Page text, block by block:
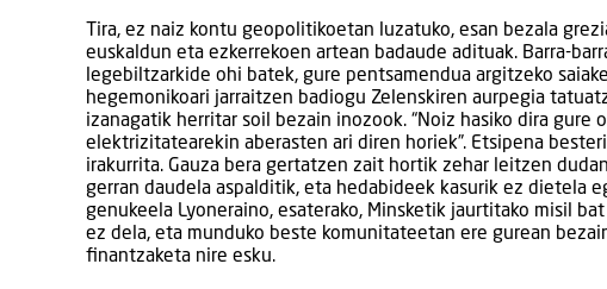
Tira, ez naiz kontu geopolitikoetan luzatuko, esan bezala
euskaldun eta ezkerrekoen artean badaude adituak. Barra-
legebiltzarkide ohi batek, gure pentsamendua argitzeko
hegemonikoari jarraitzen badiogu Zelenskiren aurpegia
izanagatik herritar soil bezain inozook. “Noiz hasiko dira gure
elektrizitatearekin aberasten ari diren horiek”. Etsipena
irakurrita. Gauza bera gertatzen zait hortik zehar leitzen
gerran daudela aspalditik, eta hedabideek kasurik ez dietela
genukeela Lyoneraino, esaterako, Minsketik jaurtitako misil
ez dela, eta munduko beste komunitateetan ere gurean
finantzaketa nire esku.